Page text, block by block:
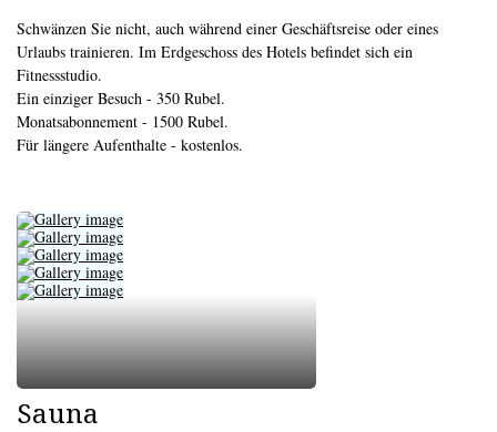
Schwänzen Sie nicht, auch während einer Geschäftsreise oder eines
Urlaubs trainieren. Im Erdgeschoss des Hotels befindet sich ein
Fitnessstudio.
Ein einziger Besuch - 350 Rubel.
Monatsabonnement - 1500 Rubel.
Für längere Aufenthalte - kostenlos.
Sauna